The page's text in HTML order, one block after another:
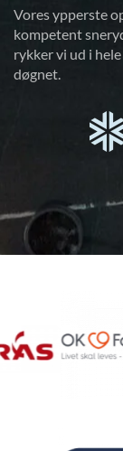
Vores ypperste
kompetent
rykker vi ud i
døgnet.